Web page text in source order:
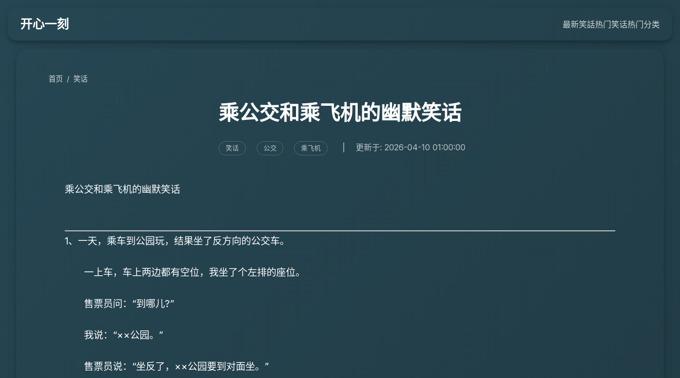
开心一刻 最新笑話热门笑话热门分类
首页 / 笑话
乘公交和乘飞机的幽默笑话
笑话 公交 乘飞机 更新于: 2026-04-10 01:00:00
乘公交和乘飞机的幽默笑话
1、一天，乘车到公园玩，结果坐了反方向的公交车。
一上车，车上两边都有空位，我坐了个左排的座位。
售票员问：“到哪儿?”
我说：“××公园。”
售票员说：“坐反了，××公园要到对面坐。”